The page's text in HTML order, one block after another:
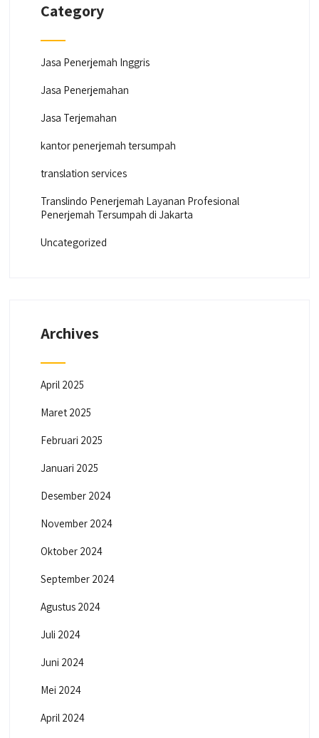
Category
Jasa Penerjemah Inggris
Jasa Penerjemahan
Jasa Terjemahan
kantor penerjemah tersumpah
translation services
Translindo Penerjemah Layanan Profesional
Penerjemah Tersumpah di Jakarta
Uncategorized
Archives
April 2025
Maret 2025
Februari 2025
Januari 2025
Desember 2024
November 2024
Oktober 2024
September 2024
Agustus 2024
Juli 2024
Juni 2024
Mei 2024
April 2024